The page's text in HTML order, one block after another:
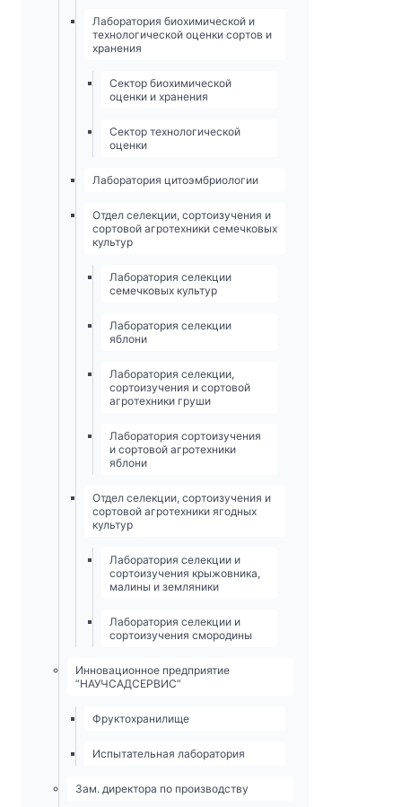
Лаборатория биохимической и
технологической оценки сортов и
хранения
Сектор биохимической
оценки и хранения
Сектор технологической
оценки
Лаборатория цитоэмбриологии
Отдел селекции, сортоизучения и
сортовой агротехники семечковых
культур
Лаборатория селекции
семечковых культур
Лаборатория селекции
яблони
Лаборатория селекции,
сортоизучения и сортовой
агротехники груши
Лаборатория сортоизучения
и сортовой агротехники
яблони
Отдел селекции, сортоизучения и
сортовой агротехники ягодных
культур
Лаборатория селекции и
сортоизучения крыжовника,
малины и земляники
Лаборатория селекции и
сортоизучения смородины
Инновационное предприятие
“НАУЧСАДСЕРВИС”
Фруктохранилище
Испытательная лаборатория
Зам. директора по производству